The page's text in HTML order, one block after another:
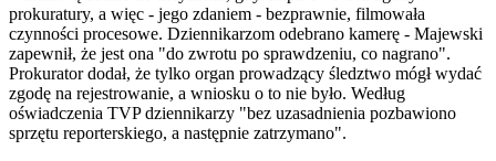
prokuratury, a więc - jego zdaniem - bezprawnie, filmowała
czynności procesowe. Dziennikarzom odebrano kamerę - Majewski
zapewnił, że jest ona "do zwrotu po sprawdzeniu, co nagrano".
Prokurator dodał, że tylko organ prowadzący śledztwo mógł wydać
zgodę na rejestrowanie, a wniosku o to nie było. Według
oświadczenia TVP dziennikarzy "bez uzasadnienia pozbawiono
sprzętu reporterskiego, a następnie zatrzymano".